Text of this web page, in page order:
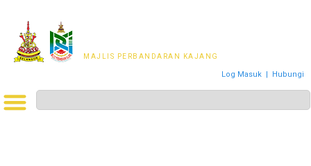
MAJLIS PERBANDARAN KAJANG
Log Masuk | Hubungi